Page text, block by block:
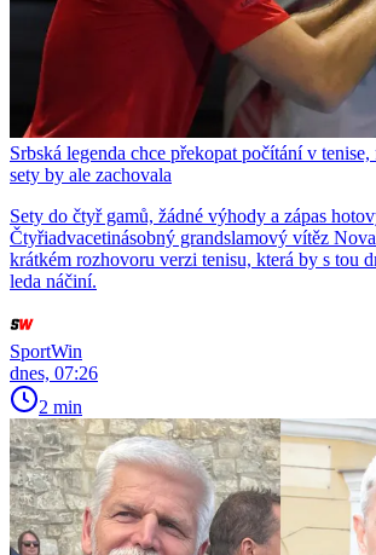
Srbská legenda chce překopat počítání v
sety by ale zachovala
Sety do čtyř gamů, žádné výhody a zápas
Čtyřiadvacetinásobný grandslamový vítěz
krátkém rozhovoru verzi tenisu, která by s tou
leda náčiní.
SportWin
dnes, 07:26
2 min